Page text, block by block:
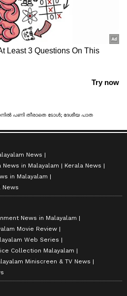
News
News in Malayalam
Kerala News
in Malayalam
News
News in Malayalam
Movie Review
Web Series
Collection Malayalam
Miniscreen & TV News